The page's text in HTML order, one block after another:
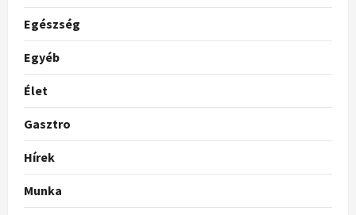
Egészség
Egyéb
Élet
Gasztro
Hírek
Munka